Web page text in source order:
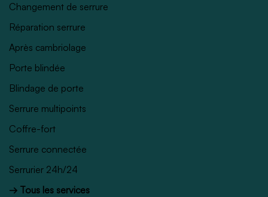
Changement de serrure
Réparation serrure
Après cambriolage
Porte blindée
Blindage de porte
Serrure multipoints
Coffre-fort
Serrure connectée
Serrurier 24h/24
→ Tous les services